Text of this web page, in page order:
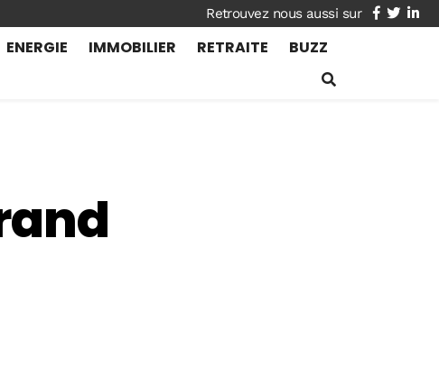
facebook
twitter
ENERGIE IMMOBILIER RETRAITE BUZZ